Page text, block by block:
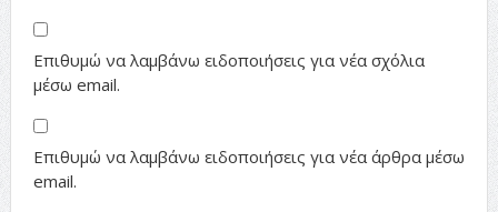
Επιθυμώ να λαμβάνω ειδοποιήσεις για νέα σχόλια
μέσω email.
Επιθυμώ να λαμβάνω ειδοποιήσεις για νέα άρθρα μέσω
email.